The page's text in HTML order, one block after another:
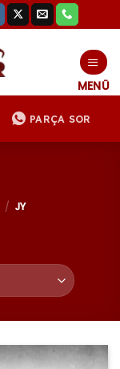
PARÇA SOR
/ JY